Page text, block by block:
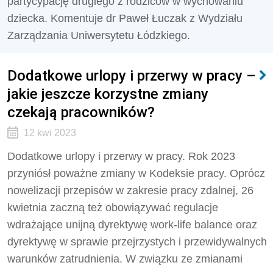
dziecka. Komentuje dr Paweł Łuczak z Wydziału
Zarządzania Uniwersytetu Łódzkiego.
Dodatkowe urlopy i przerwy w pracy –
jakie jeszcze korzystne zmiany
czekają pracowników?
12 kwi 2023
Dodatkowe urlopy i przerwy w pracy. Rok 2023
przyniósł poważne zmiany w Kodeksie pracy. Oprócz
nowelizacji przepisów w zakresie pracy zdalnej, 26
kwietnia zaczną też obowiązywać regulacje
wdrażające unijną dyrektywę work-life balance oraz
dyrektywę w sprawie przejrzystych i przewidywalnych
warunków zatrudnienia. W związku ze zmianami